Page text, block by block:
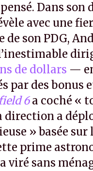
Dans
avec une
de son PDG,
de dollars —
par des bonus
6a coché «
direction a
» basée
prime
viré sans